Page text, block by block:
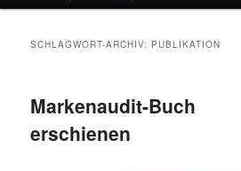
SCHLAGWORT-ARCHIV: PUBLIKATION
Markenaudit-Buch
erschienen